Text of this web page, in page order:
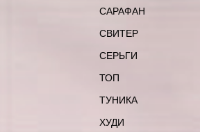
САРАФАН
СВИТЕР
СЕРЬГИ
ТОП
ТУНИКА
ХУДИ